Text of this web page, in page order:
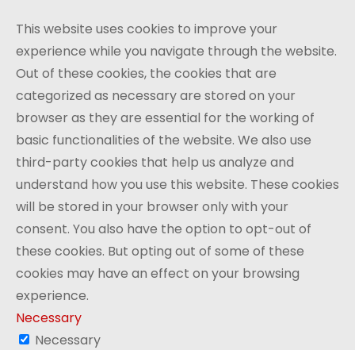
This website uses cookies to improve your
experience while you navigate through the website.
Out of these cookies, the cookies that are
categorized as necessary are stored on your
browser as they are essential for the working of
basic functionalities of the website. We also use
third-party cookies that help us analyze and
understand how you use this website. These cookies
will be stored in your browser only with your
consent. You also have the option to opt-out of
these cookies. But opting out of some of these
cookies may have an effect on your browsing
experience.
Necessary
Necessary